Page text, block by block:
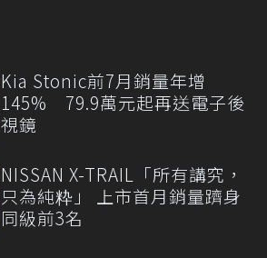
Kia Stonic前7月銷量年增
145% 79.9萬元起再送電子後
視鏡
NISSAN X-TRAIL「所有講究，
只為純粋」 上市首月銷量躋身
同級前3名